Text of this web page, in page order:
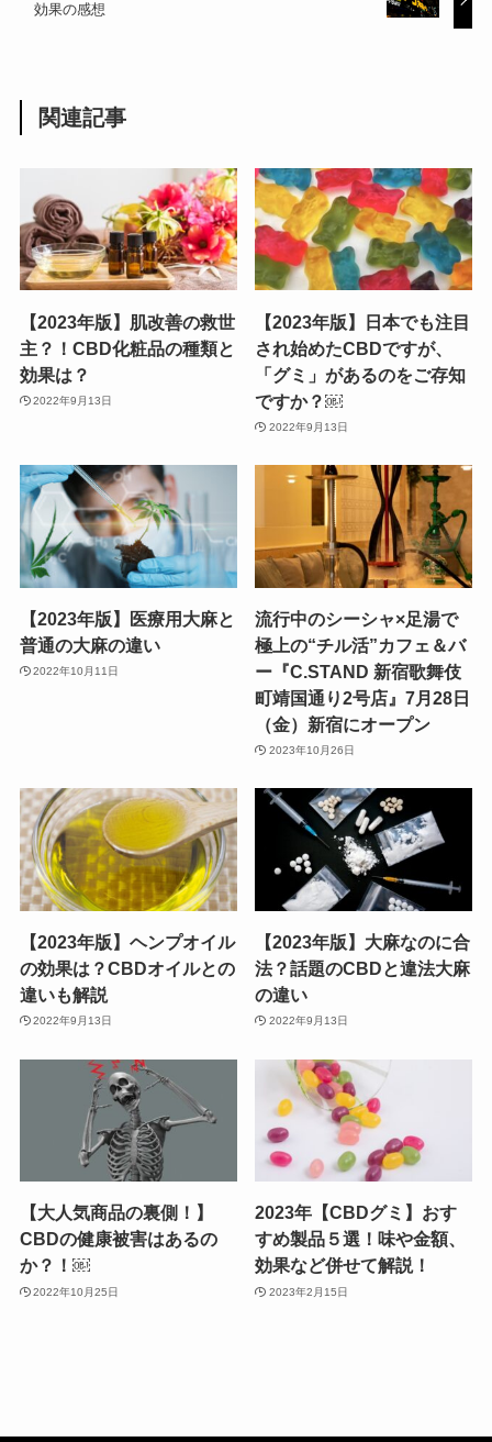
効果の感想
関連記事
【2023年版】肌改善の救世
主？！CBD化粧品の種類と
効果は？
2022年9月13日
【2023年版】日本でも注目
され始めたCBDですが、
「グミ」があるのをご存知
ですか？￼
2022年9月13日
【2023年版】医療用大麻と
普通の大麻の違い
2022年10月11日
流行中のシーシャ×足湯で
極上の“チル活”カフェ＆バ
ー『C.STAND 新宿歌舞伎
町靖国通り2号店』7月28日
（金）新宿にオープン
2023年10月26日
【2023年版】ヘンプオイル
の効果は？CBDオイルとの
違いも解説
2022年9月13日
【2023年版】大麻なのに合
法？話題のCBDと違法大麻
の違い
2022年9月13日
【大人気商品の裏側！】
CBDの健康被害はあるの
か？！￼
2022年10月25日
2023年【CBDグミ】おす
すめ製品５選！味や金額、
効果など併せて解説！
2023年2月15日